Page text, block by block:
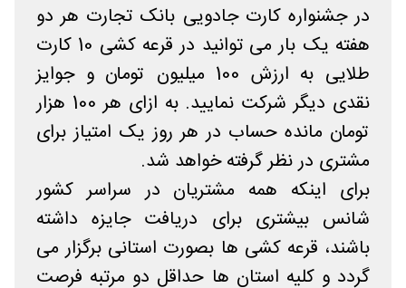
در جشنواره کارت جادویی بانک تجارت هر دو
هفته یک بار می توانید در قرعه کشی 10 کارت
طلایی به ارزش 100 میلیون تومان و جوایز
نقدی دیگر شرکت نمایید. به ازای هر 100 هزار
تومان مانده حساب در هر روز یک امتیاز برای
مشتری در نظر گرفته خواهد شد.
برای اینکه همه مشتریان در سراسر کشور
شانس بیشتری برای دریافت جایزه داشته
باشند، قرعه کشی ها بصورت استانی برگزار می
گردد و کلیه استان ها حداقل دو مرتبه فرصت